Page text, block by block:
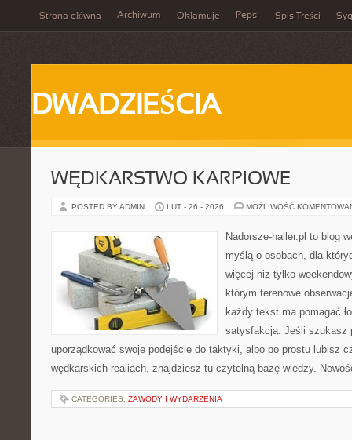
Strona główna Archiwum Okłamuje Pepsi Spis Treści
DWADZIEŚCIA
WĘDKARSTWO KARPIOWE
POSTED BY ADMIN LUT - 26 - 2026 MOŻLIWOŚĆ
Nadorsze-haller.pl to blog
myślą o osobach, dla
więcej niż tylko
którym terenowe
każdy tekst ma pomagać
satysfakcją. Jeśli szukasz
uporządkować swoje podejście do taktyki, albo po prostu lubisz
wędkarskich realiach, znajdziesz tu czytelną bazę wiedzy.
CATEGORIES: ZAWODY I WYDARZENIA